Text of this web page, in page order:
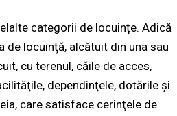
categorii de locuințe. Adică
de locuinţă, alcătuit din una sau
cu terenul, căile de acces,
dependinţele, dotările şi
care satisface cerinţele de